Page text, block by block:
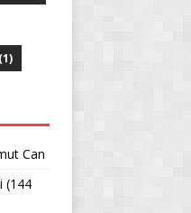
(1)
Can
(144